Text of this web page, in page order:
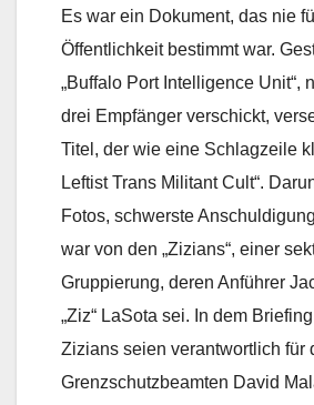
Es war ein Dokument, das nie
Öffentlichkeit bestimmt war.
„Buffalo Port Intelligence Unit“,
drei Empfänger verschickt,
Titel, der wie eine Schlagzeile
Leftist Trans Militant Cult“.
Fotos, schwerste
war von den „Zizians“, einer
Gruppierung, deren Anführer
„Ziz“ LaSota sei. In dem
Zizians seien verantwortlich für
Grenzschutzbeamten David